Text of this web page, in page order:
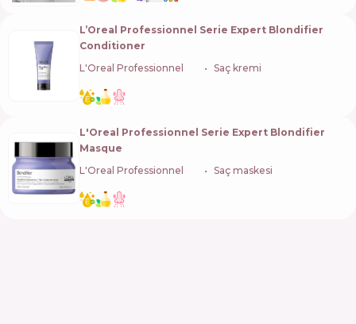
L’Oreal Professionnel Serie Expert Blondifier
Conditioner
L'Oreal Professionnel
Saç kremi
L'Oreal Professionnel Serie Expert Blondifier
Masque
L'Oreal Professionnel
Saç maskesi